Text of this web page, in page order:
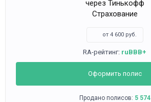
от 4 600 руб.
RA-рейтинг: ruBBB+
Оформить полис
Продано полисов: 5 574